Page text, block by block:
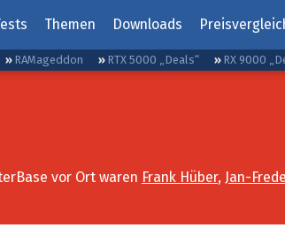
Themen Downloads
RAMageddon RTX 5000 „Deals“ RX 9000
vor Ort waren Frank Hüber, Jan-